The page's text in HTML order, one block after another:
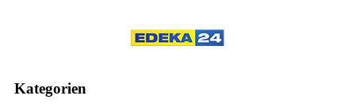
Kategorien